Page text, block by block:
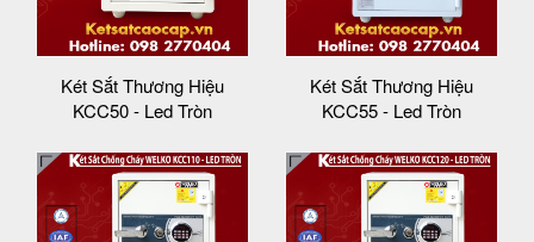
Két Sắt Thương Hiệu
KCC50 - Led Tròn
Két Sắt Thương Hiệu
KCC55 - Led Tròn